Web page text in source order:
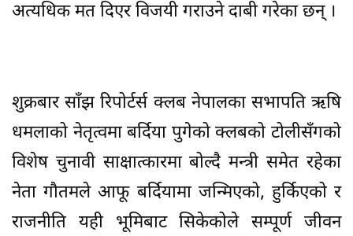
अत्यधिक मत दिएर विजयी गराउने दाबी गरेका छन् ।
शुक्रबार साँझ रिपोर्टर्स क्लब नेपालका सभापति ऋषि
धमलाको नेतृत्वमा बर्दिया पुगेको क्लबको टोलीसँगको
विशेष चुनावी साक्षात्कारमा बोल्दै मन्त्री समेत रहेका
नेता गौतमले आफू बर्दियामा जन्मिएको, हुर्किएको र
राजनीति यही भूमिबाट सिकेकोले सम्पूर्ण जीवन